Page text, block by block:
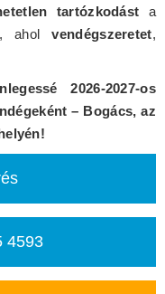
tartózkodást a
aholvendégszeretet,
2026-2027-os
– Bogács, az
4593